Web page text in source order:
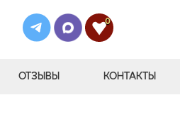
0
ОТЗЫВЫ КОНТАКТЫ